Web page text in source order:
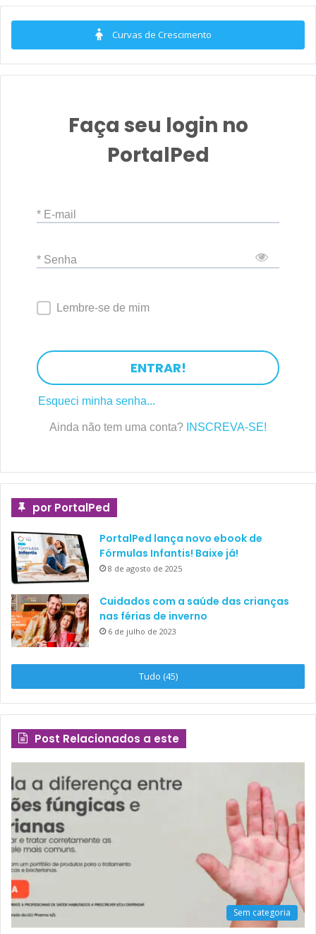
Curvas de Crescimento
Faça seu login no
PortalPed
* E-mail
* Senha
Lembre-se de mim
ENTRAR!
Esqueci minha senha...
Ainda não tem uma conta? INSCREVA-SE!
por PortalPed
PortalPed lança novo ebook de
Fórmulas Infantis! Baixe já!
8 de agosto de 2025
Cuidados com a saúde das crianças
nas férias de inverno
6 de julho de 2023
Tudo (45)
Post Relacionados a este
Sem categoria